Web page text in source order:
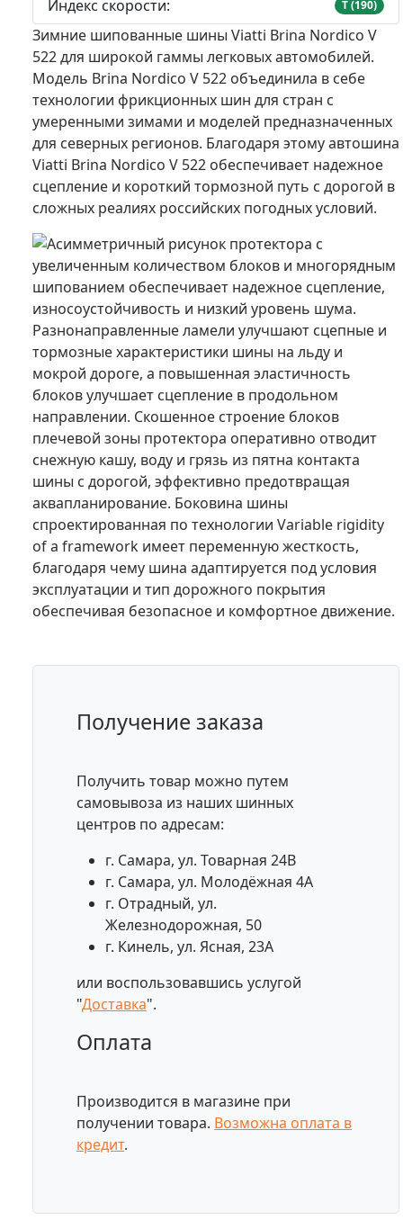
Индекс скорости: T (190)
Зимние шипованные шины Viatti Brina Nordico V
522 для широкой гаммы легковых автомобилей.
Модель Brina Nordico V 522 объединила в себе
технологии фрикционных шин для стран с
умеренными зимами и моделей предназначенных
для северных регионов. Благодаря этому автошина
Viatti Brina Nordico V 522 обеспечивает надежное
сцепление и короткий тормозной путь с дорогой в
сложных реалиях российских погодных условий.
Асимметричный рисунок протектора с
увеличенным количеством блоков и многорядным
шипованием обеспечивает надежное сцепление,
износоустойчивость и низкий уровень шума.
Разнонаправленные ламели улучшают сцепные и
тормозные характеристики шины на льду и
мокрой дороге, а повышенная эластичность
блоков улучшает сцепление в продольном
направлении. Скошенное строение блоков
плечевой зоны протектора оперативно отводит
снежную кашу, воду и грязь из пятна контакта
шины с дорогой, эффективно предотвращая
аквапланирование. Боковина шины
спроектированная по технологии Variable rigidity
of a framework имеет переменную жесткость,
благодаря чему шина адаптируется под условия
эксплуатации и тип дорожного покрытия
обеспечивая безопасное и комфортное движение.
Получение заказа
Получить товар можно путем
самовывоза из наших шинных
центров по адресам:
г. Самара, ул. Товарная 24В
г. Самара, ул. Молодёжная 4А
г. Отрадный, ул.
Железнодорожная, 50
г. Кинель, ул. Ясная, 23А
или воспользовавшись услугой
"Доставка".
Оплата
Производится в магазине при
получении товара. Возможна оплата в
кредит.